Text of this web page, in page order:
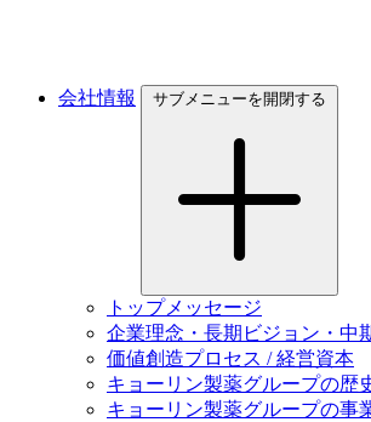
会社情報 サブメニューを開閉する
トップメッセージ
企業理念・長期ビジョン・中
価値創造プロセス / 経営資本
キョーリン製薬グループの歴
キョーリン製薬グループの事